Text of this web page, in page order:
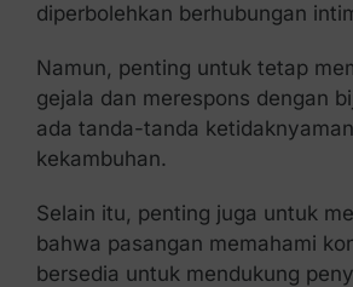
diperbolehkan berhubungan
Namun, penting untuk tetap
gejala dan merespons dengan
ada tanda-tanda
kekambuhan.
Selain itu, penting juga untuk
bahwa pasangan memahami
bersedia untuk mendukung